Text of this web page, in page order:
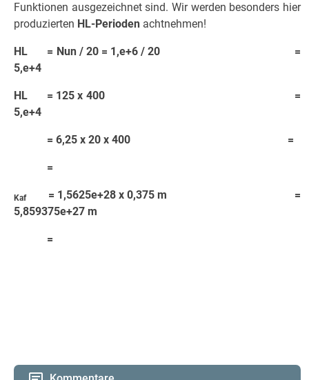
Funktionen ausgezeichnet sind. Wir werden besonders hier
produzierten HL-Perioden achtnehmen!
HL = Nun / 20 = 1,e+6 / 20 =
5,e+4
HL = 125 x 400 =
5,e+4
= 6,25 x 20 x 400 =
=
Kaf= 1,5625e+28 x 0,375 m =
5,859375e+27 m
=